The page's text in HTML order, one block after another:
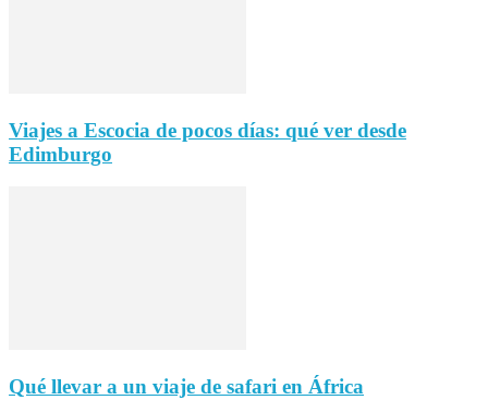
Viajes a Escocia de pocos días: qué ver desde
Edimburgo
Qué llevar a un viaje de safari en África